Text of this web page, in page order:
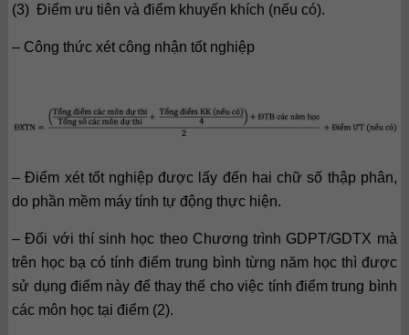
(3) Điểm ưu tiên và điểm khuyến khích (nếu có).
– Công thức xét công nhận tốt nghiệp
– Điểm xét tốt nghiệp được lấy đến hai chữ số thập phân,
do phần mềm máy tính tự động thực hiện.
– Đối với thí sinh học theo Chương trình GDPT/GDTX mà
trên học bạ có tính điểm trung bình từng năm học thì được
sử dụng điểm này để thay thế cho việc tính điểm trung bình
các môn học tại điểm (2).